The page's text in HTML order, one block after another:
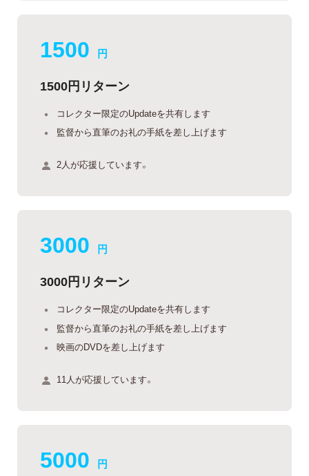
1500 円
1500円リターン
コレクター限定のUpdateを共有します
監督から直筆のお礼の手紙を差し上げます
2人が応援しています。
3000 円
3000円リターン
コレクター限定のUpdateを共有します
監督から直筆のお礼の手紙を差し上げます
映画のDVDを差し上げます
11人が応援しています。
5000 円